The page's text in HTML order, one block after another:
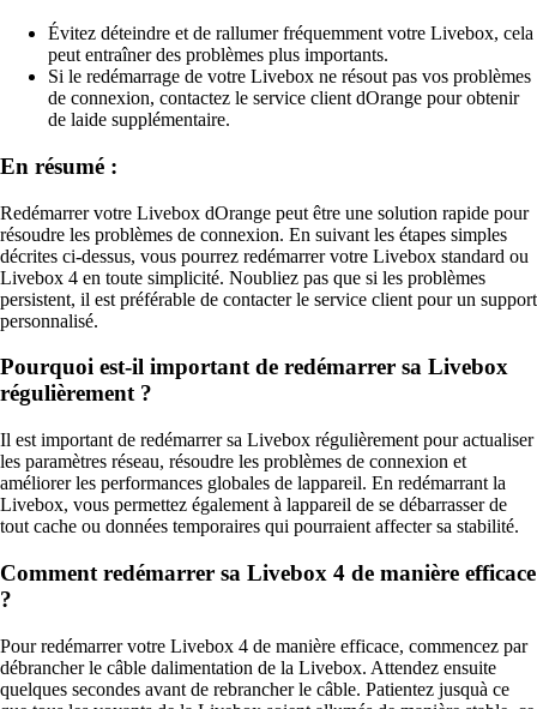
Évitez déteindre et de rallumer fréquemment votre Livebox, cela
peut entraîner des problèmes plus importants.
Si le redémarrage de votre Livebox ne résout pas vos problèmes
de connexion, contactez le service client dOrange pour obtenir
de laide supplémentaire.
En résumé :
Redémarrer votre Livebox dOrange peut être une solution rapide pour
résoudre les problèmes de connexion. En suivant les étapes simples
décrites ci-dessus, vous pourrez redémarrer votre Livebox standard ou
Livebox 4 en toute simplicité. Noubliez pas que si les problèmes
persistent, il est préférable de contacter le service client pour un support
personnalisé.
Pourquoi est-il important de redémarrer sa Livebox
régulièrement ?
Il est important de redémarrer sa Livebox régulièrement pour actualiser
les paramètres réseau, résoudre les problèmes de connexion et
améliorer les performances globales de lappareil. En redémarrant la
Livebox, vous permettez également à lappareil de se débarrasser de
tout cache ou données temporaires qui pourraient affecter sa stabilité.
Comment redémarrer sa Livebox 4 de manière efficace
?
Pour redémarrer votre Livebox 4 de manière efficace, commencez par
débrancher le câble dalimentation de la Livebox. Attendez ensuite
quelques secondes avant de rebrancher le câble. Patientez jusquà ce